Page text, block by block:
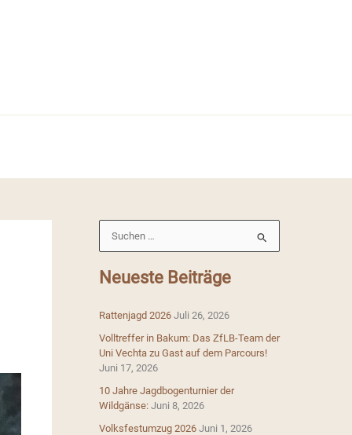
u
c
e
n
a
c
h
Neueste Beiträge
Rattenjagd 2026 Juli 26, 2026
Volltreffer in Bakum: Das ZfLB-Team der
Uni Vechta zu Gast auf dem Parcours!
Juni 17, 2026
10 Jahre Jagdbogenturnier der
Wildgänse: Juni 8, 2026
Volksfestumzug 2026 Juni 1, 2026